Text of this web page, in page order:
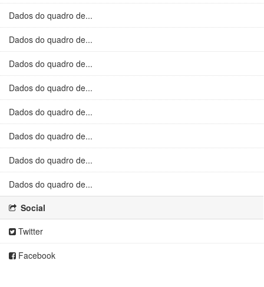
Dados do quadro de...
Dados do quadro de...
Dados do quadro de...
Dados do quadro de...
Dados do quadro de...
Dados do quadro de...
Dados do quadro de...
Dados do quadro de...
Social
Twitter
Facebook